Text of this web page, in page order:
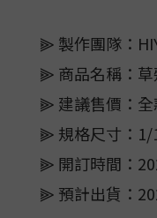
⫸ 製作團隊：
⫸ 商品名稱：草
⫸ 建議售價：全
⫸ 規格尺寸：1/
⫸ 開訂時間：
⫸ 預計出貨：